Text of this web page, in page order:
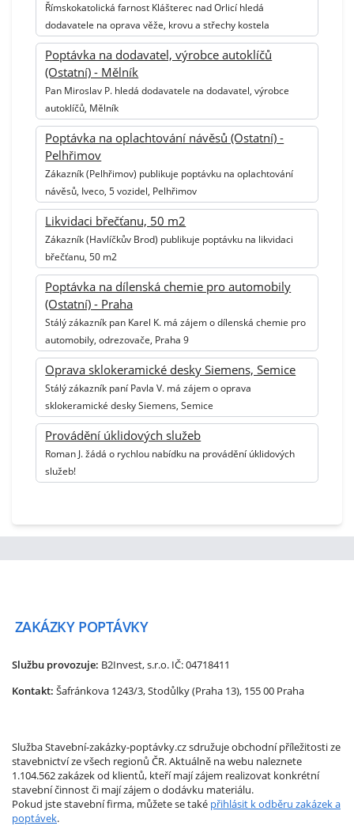
Římskokatolická farnost Klášterec nad Orlicí hledá
dodavatele na oprava věže, krovu a střechy kostela
Poptávka na dodavatel, výrobce autoklíčů
(Ostatní) - Mělník
Pan Miroslav P. hledá dodavatele na dodavatel, výrobce
autoklíčů, Mělník
Poptávka na oplachtování návěsů (Ostatní) -
Pelhřimov
Zákazník (Pelhřimov) publikuje poptávku na oplachtování
návěsů, Iveco, 5 vozidel, Pelhřimov
Likvidaci břečťanu, 50 m2
Zákazník (Havlíčkův Brod) publikuje poptávku na likvidaci
břečťanu, 50 m2
Poptávka na dílenská chemie pro automobily
(Ostatní) - Praha
Stálý zákazník pan Karel K. má zájem o dílenská chemie pro
automobily, odrezovače, Praha 9
Oprava sklokeramické desky Siemens, Semice
Stálý zákazník paní Pavla V. má zájem o oprava
sklokeramické desky Siemens, Semice
Provádění úklidových služeb
Roman J. žádá o rychlou nabídku na provádění úklidových
služeb!
ZAKÁZKY POPTÁVKY
Službu provozuje: B2Invest, s.r.o. IČ: 04718411
Kontakt: Šafránkova 1243/3, Stodůlky (Praha 13), 155 00 Praha
Služba Stavební-zakázky-poptávky.cz sdružuje obchodní příležitosti ze
stavebnictví ze všech regionů ČR. Aktuálně na webu naleznete
1.104.562 zakázek od klientů, kteří mají zájem realizovat konkrétní
stavební činnost či mají zájem o dodávku materiálu.
Pokud jste stavební firma, můžete se také přihlásit k odběru zakázek a
poptávek.